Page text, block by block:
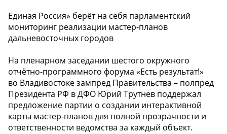
Единая Россия» берёт на себя парламентский
мониторинг реализации мастер-планов
дальневосточных городов
На пленарном заседании шестого окружного
отчётно-программного форума «Есть результат!»
во Владивостоке зампред Правительства – полпред
Президента РФ в ДФО Юрий Трутнев поддержал
предложение партии о создании интерактивной
карты мастер-планов для полной прозрачности и
ответственности ведомства за каждый объект.